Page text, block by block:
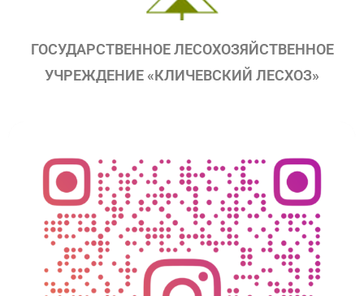
ГОСУДАРСТВЕННОЕ ЛЕСОХОЗЯЙСТВЕННОЕ
УЧРЕЖДЕНИЕ «КЛИЧЕВСКИЙ ЛЕСХОЗ»